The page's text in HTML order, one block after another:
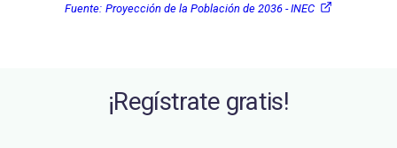
Fuente: Proyección de la Población de 2036 - INEC
¡Regístrate gratis!